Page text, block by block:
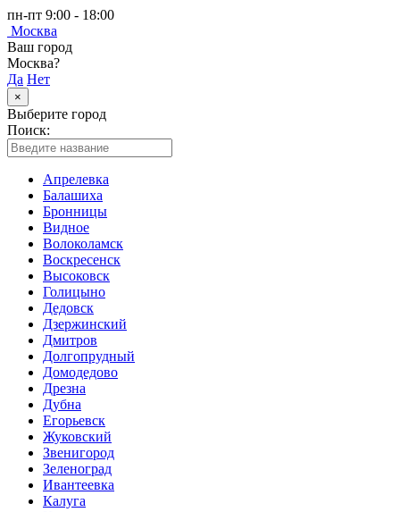
пн-пт 9:00 - 18:00
Москва
Ваш город
Москва?
Да Нет
×
Выберите город
Поиск:
Апрелевка
Балашиха
Бронницы
Видное
Волоколамск
Воскресенск
Высоковск
Голицыно
Дедовск
Дзержинский
Дмитров
Долгопрудный
Домодедово
Дрезна
Дубна
Егорьевск
Жуковский
Звенигород
Зеленоград
Ивантеевка
Калуга